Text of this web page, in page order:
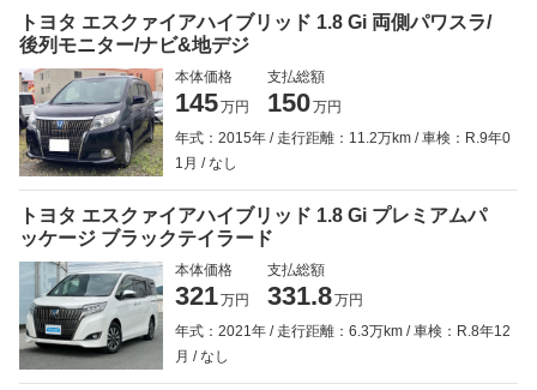
トヨタ エスクァイアハイブリッド 1.8 Gi 両側パワスラ/
後列モニター/ナビ&地デジ
本体価格
145万円
支払総額
150万円
年式：2015年
走行距離：11.2万km
車検：R.9年0
1月
なし
トヨタ エスクァイアハイブリッド 1.8 Gi プレミアムパ
ッケージ ブラックテイラード
本体価格
321万円
支払総額
331.8万円
年式：2021年
走行距離：6.3万km
車検：R.8年12
月
なし